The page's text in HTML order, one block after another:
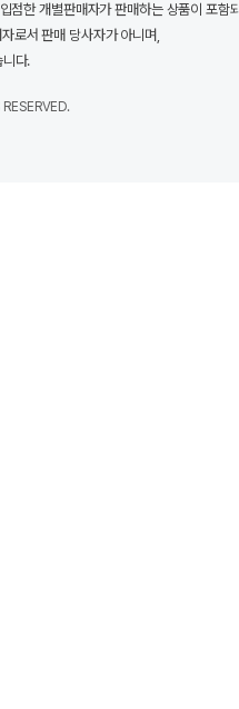
점한 개별판매자가 판매하는 상품이 포함
로서 판매 당사자가 아니며,
다.